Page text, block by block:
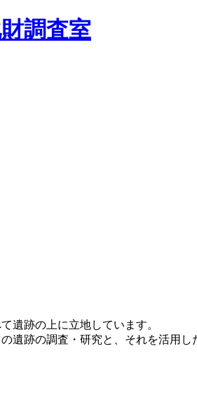
遺跡の上に立地しています。
遺跡の調査・研究と、それを活用し